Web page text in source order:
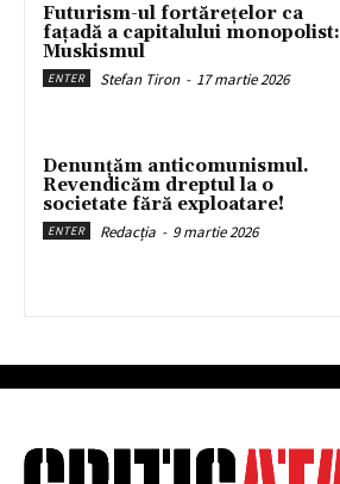
Futurism-ul fortărețelor ca
fațadă a capitalului monopolist:
Muskismul
ENTER Stefan Tiron - 17 martie 2026
Denunțăm anticomunismul.
Revendicăm dreptul la o
societate fără exploatare!
ENTER Redacția - 9 martie 2026